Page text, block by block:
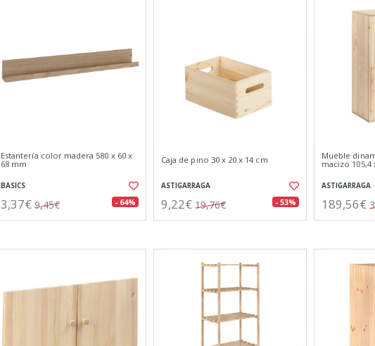
Estantería color madera 580 x 60 x
68 mm
BASICS
3,37€ 9,45€ - 64%
Caja de pino 30 x 20 x 14 cm
ASTIGARRAGA
9,22€ 19,76€ - 53%
Mueble
macizo 105,4
ASTIGARRAGA
189,56€